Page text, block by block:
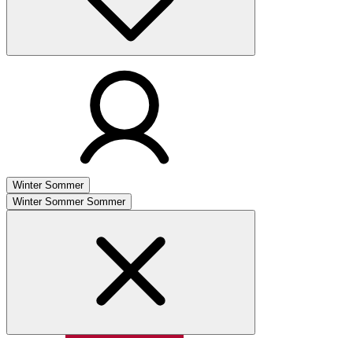
Winter Sommer
Winter Sommer Sommer